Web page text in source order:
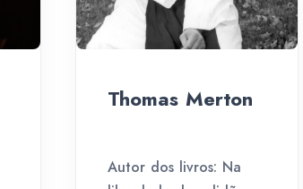
Thomas Merton
Autor dos livros: Na